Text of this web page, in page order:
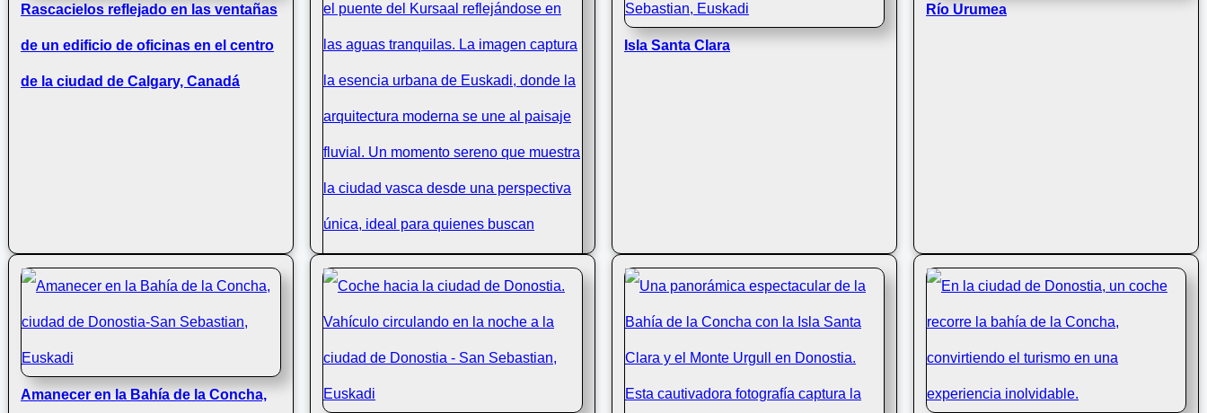
Rascacielos reflejado en las ventañas
de un edificio de oficinas en el centro
de la ciudad de Calgary, Canadá
Río Urumea y puente Kursaal en
Donostia
Isla Santa Clara
Río Urumea
Amanecer en la Bahía de la Concha,